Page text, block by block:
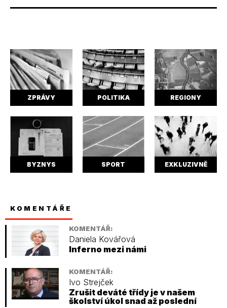
ZPRÁVY POLITIKA REGIONY
BYZNYS SPORT EXKLUZIVNĚ
KOMENTÁŘE
KOMENTÁŘ:
Daniela Kovářová
Inferno mezi námi
KOMENTÁŘ:
Ivo Strejček
Zrušit deváté třídy je v našem
školství úkol snad až poslední